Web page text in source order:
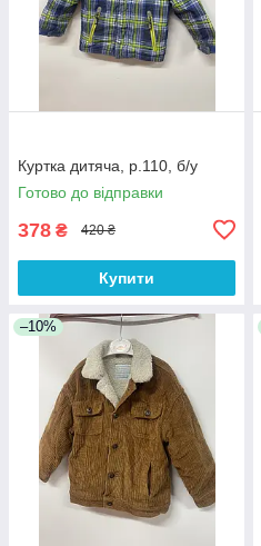
Куртка дитяча, р.110, б/у
Готово до відправки
378 ₴ 420 ₴
Купити
–10%